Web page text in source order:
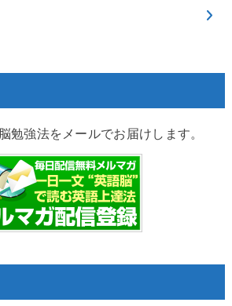
勉強法をメールでお届けします。